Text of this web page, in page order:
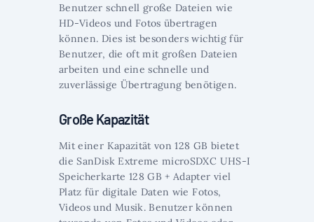
Benutzer schnell große Dateien wie
HD-Videos und Fotos übertragen
können. Dies ist besonders wichtig für
Benutzer, die oft mit großen Dateien
arbeiten und eine schnelle und
zuverlässige Übertragung benötigen.
Große Kapazität
Mit einer Kapazität von 128 GB bietet
die SanDisk Extreme microSDXC UHS-I
Speicherkarte 128 GB + Adapter viel
Platz für digitale Daten wie Fotos,
Videos und Musik. Benutzer können